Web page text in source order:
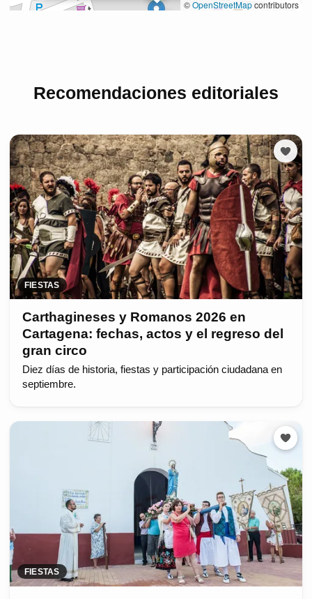
Recomendaciones editoriales
FIESTAS
Carthagineses y Romanos 2026 en
Cartagena: fechas, actos y el regreso del
gran circo
Diez días de historia, fiestas y participación ciudadana en
septiembre.
FIESTAS